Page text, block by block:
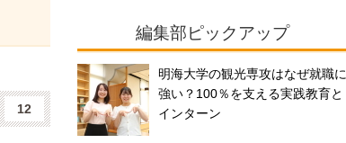
12
編集部ピックアップ
明海大学の観光専攻はなぜ就職に
強い？100％を支える実践教育と
インターン